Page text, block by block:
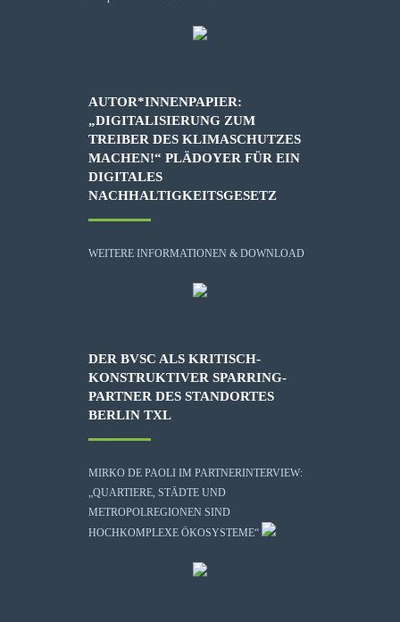
AUTOR*INNENPAPIER:
„DIGITALISIERUNG ZUM
TREIBER DES KLIMASCHUTZES
MACHEN!“ PLÄDOYER FÜR EIN
DIGITALES
NACHHALTIGKEITSGESETZ
WEITERE INFORMATIONEN & DOWNLOAD
DER BVSC ALS KRITISCH-
KONSTRUKTIVER SPARRING-
PARTNER DES STANDORTES
BERLIN TXL
MIRKO DE PAOLI IM PARTNERINTERVIEW:
„QUARTIERE, STÄDTE UND
METROPOLREGIONEN SIND
HOCHKOMPLEXE ÖKOSYSTEME“